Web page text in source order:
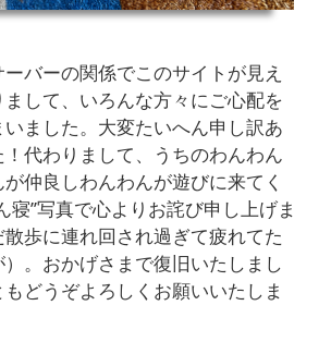
バーの関係でこのサイトが見え
して、いろんな方々にご心配を
ました。大変たいへん申し訳あ
！代わりまして、うちのわんわん
仲良しわんわんが遊びに来てく
寝’’写真で心よりお詫び申し上げま
歩に連れ回され過ぎて疲れてた
。おかげさまで復旧いたしまし
どうぞよろしくお願いいたしま